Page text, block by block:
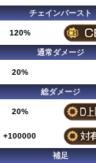
チェインバースト
120%
通常ダメージ
20%
総ダメージ
20%
+100000
補足